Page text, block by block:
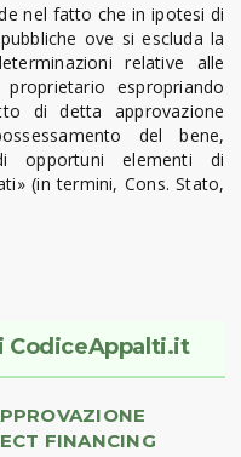
nel fatto che in ipotesi di
ove si escluda la
relative alle
espropriando
di detta approvazione
del bene,
opportuni elementi di
(in termini, Cons. Stato,
CodiceAppalti.it
FINANCING